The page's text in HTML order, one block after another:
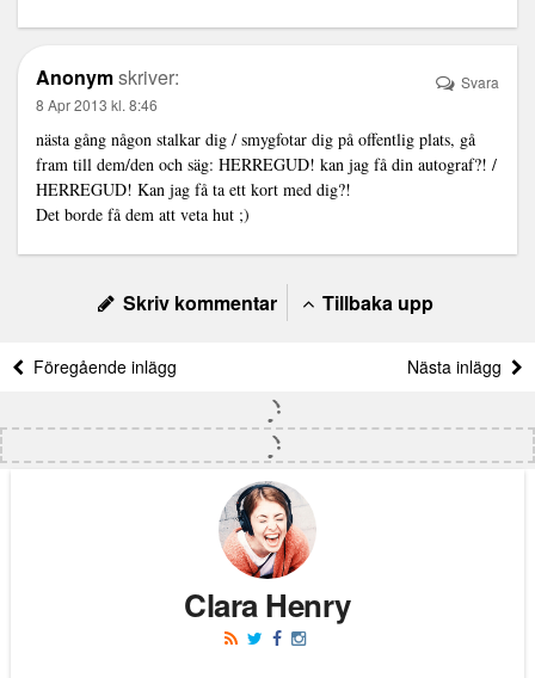
Anonymskriver:
8 Apr 2013 kl. 8:46
nästa gång någon stalkar dig / smygfotar dig på offentlig plats, gå
fram till dem/den och säg: HERREGUD! kan jag få din autograf?! /
HERREGUD! Kan jag få ta ett kort med dig?!
Det borde få dem att veta hut ;)
Svara
Skriv kommentar Tillbaka upp
Föregående inlägg Nästa inlägg
Clara Henry